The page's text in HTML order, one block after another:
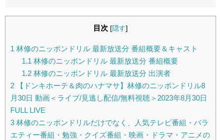
目次 [隠す]
1 林修のニッポンドリル 最新放送分 番組概要＆キャスト
1.1 林修のニッポンドリル 最新放送分 番組概要
1.2林修のニッポンドリル 最新放送分 出演者
2 【ドンキホーテ＆肉のハナマサ】林修のニッポンドリル8
月30日 動画＜ライブ/見逃し配信/無料視聴＞2023年8月30日
FULL LIVE
3 林修のニッポンドリルだけでなく、人気テレビ番組・バラ
エティー番組・勉強・クイズ番組・映画・ドラマ・アニメの